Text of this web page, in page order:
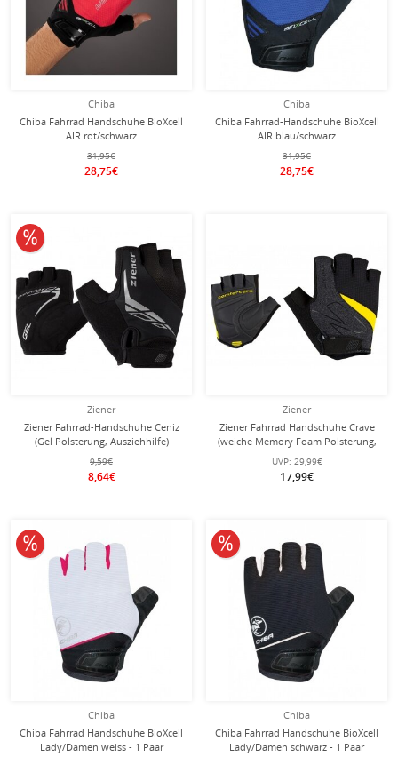
Chiba
Chiba Fahrrad Handschuhe BioXcell
AIR rot/schwarz
31,95€
28,75€
Chiba
Chiba Fahrrad-Handschuhe BioXcell
AIR blau/schwarz
31,95€
28,75€
Ziener
Ziener Fahrrad-Handschuhe Ceniz
(Gel Polsterung, Ausziehhilfe)
schwarz/schwarz - 1 Paar
9,59€
8,64€
10% reduziert
Ziener
Ziener Fahrrad Handschuhe Crave
(weiche Memory Foam Polsterung,
Ausziehhilfe) gelb
UVP: 29,99€
17,99€
Chiba
Chiba Fahrrad Handschuhe BioXcell
Lady/Damen weiss - 1 Paar
10% reduziert
Chiba
Chiba Fahrrad Handschuhe BioXcell
Lady/Damen schwarz - 1 Paar
10% reduziert